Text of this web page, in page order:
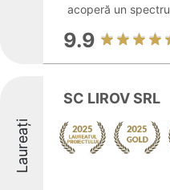
acoperă un
9.9
Laureați
SC LIROV SRL